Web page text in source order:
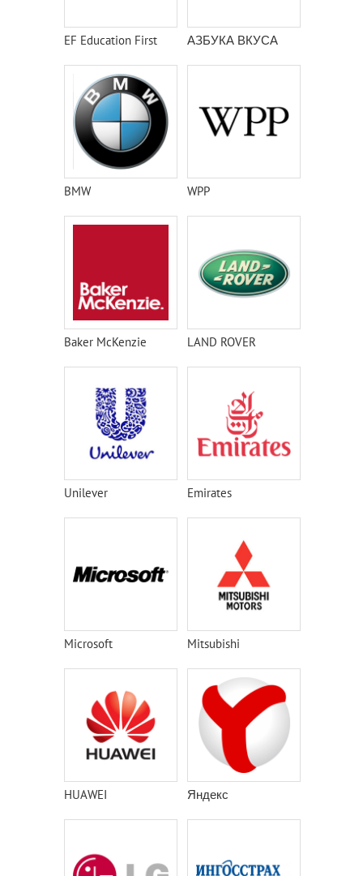
EF Education First АЗБУКА ВКУСА
BMW WPP
Baker McKenzie LAND ROVER
Unilever Emirates
Microsoft Mitsubishi
HUAWEI Яндекс